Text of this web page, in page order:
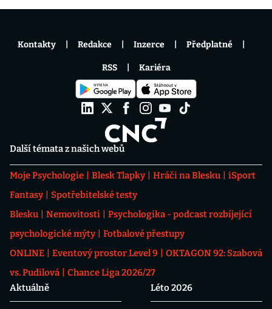
Další témata z našich webů
Moje Psychologie Blesk Tlapky Hráči na Blesku
iSport
Fantasy
Spotřebitelské testy
Blesku
Nemovitosti
Psychologika - podcast rozbíjející
psychologické mýty
Fotbalové přestupy
ONLINE
Eventový prostor Level 9
OKTAGON 92: Szabová
vs. Pudilová
Chance Liga 2026/27
Aktuálně
Léto 2026
Kontakty Redakce Inzerce Předplatné
RSS Kariéra